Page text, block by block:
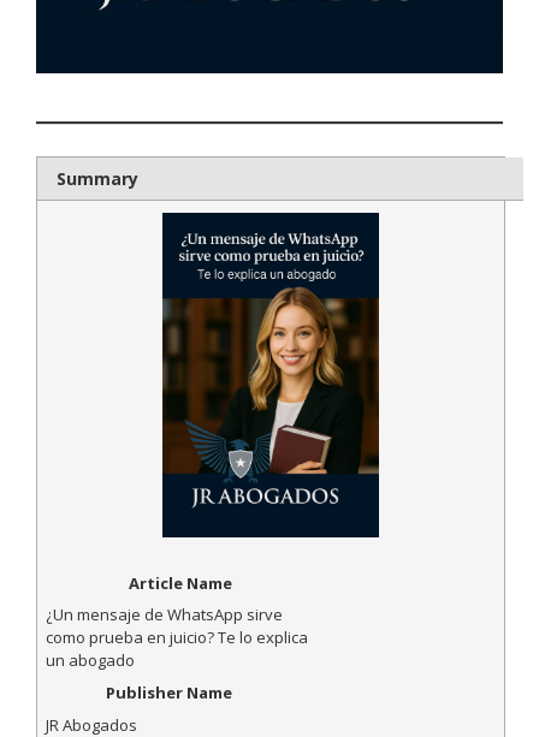
Summary
Article Name
¿Un mensaje de WhatsApp sirve
como prueba en juicio? Te lo explica
un abogado
Publisher Name
JR Abogados